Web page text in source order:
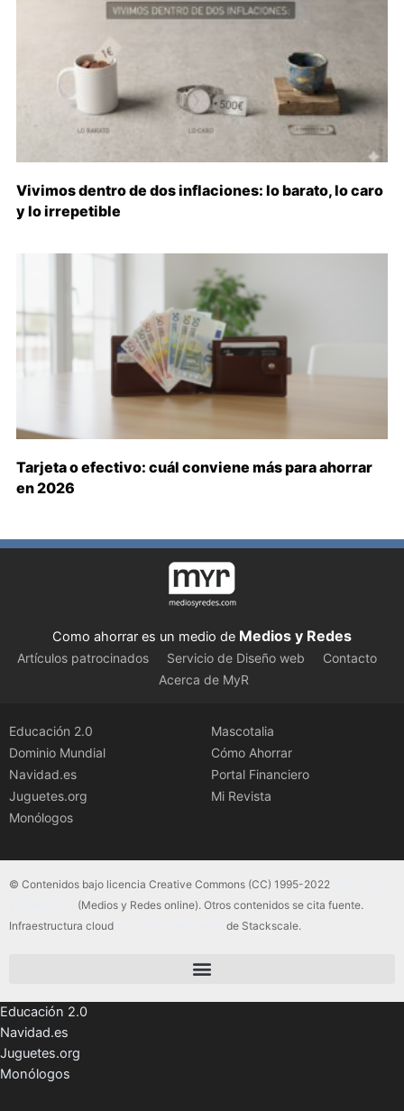
Vivimos dentro de dos inflaciones: lo barato, lo caro
y lo irrepetible
Tarjeta o efectivo: cuál conviene más para ahorrar
en 2026
Como ahorrar es un medio de Medios y Redes
Artículos patrocinados Servicio de Diseño web
Contacto
Acerca de MyR
Educación 2.0
Dominio Mundial
Navidad.es
Juguetes.org
Monólogos
Mascotalia
Cómo Ahorrar
Portal Financiero
Mi Revista
© Contenidos bajo licencia Creative Commons (CC) 1995-2022
(Medios y Redes online). Otros contenidos se cita fuente.
Infraestructura cloud
de Stackscale.
Educación 2.0
Navidad.es
Juguetes.org
Monólogos